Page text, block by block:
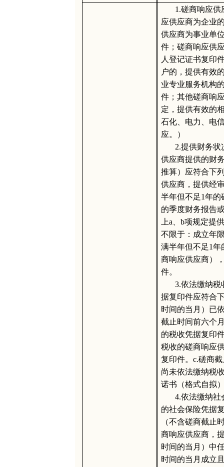
1.磋商响应
应供应商为企业
供应商为事业单
件；磋商响应供
人登记证书复印
户的，提供有效
业专业服务机构
件；其他磋商响
定，提供有效的
石化、电力、电
应。）
2.提供财务
供应商提供的财
推算）应符合下
供应商，提供经
半年但不足1年
的季度财务报告
上a、b项规定提
不限于：成立年
满半年但不足1
商响应供应商）
件。
3.依法缴纳税
据复印件应符合
时间的当月）已
截止时间前六个
的税收凭据复印
税收的磋商响应
复印件。c.磋商
尚未依法缴纳税
诺书（格式自拟
4.依法缴纳社
的社会保险凭据
（不含磋商截止
商响应供应商，
时间的当月）中
时间的当月成立